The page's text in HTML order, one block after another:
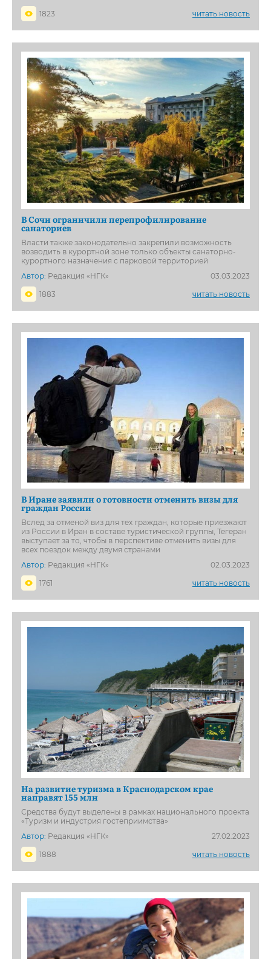
1823 читать новость
В Сочи ограничили перепрофилирование
санаториев
Власти также законодательно закрепили возможность
возводить в курортной зоне только объекты санаторно-
курортного назначения с парковой территорией
Автор: Редакция «НГК»
03.03.2023
1883
читать новость
В Иране заявили о готовности отменить визы для
граждан России
Вслед за отменой виз для тех граждан, которые приезжают
из России в Иран в составе туристической группы, Тегеран
выступает за то, чтобы в перспективе отменить визы для
всех поездок между двумя странами
Автор: Редакция «НГК»
02.03.2023
1761
читать новость
На развитие туризма в Краснодарском крае
направят 155 млн
Средства будут выделены в рамках национального проекта
«Туризм и индустрия гостеприимства»
Автор: Редакция «НГК»
27.02.2023
1888
читать новость